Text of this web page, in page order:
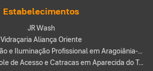
Estabelecimentos
JR Wash
Vidraçaria Aliança Oriente
StudioK - Sonorização e Iluminação Profissional em Aragoiânia-GO
RioPonto RP - Controle de Acesso e Catracas em Aparecida do Taboado-MS